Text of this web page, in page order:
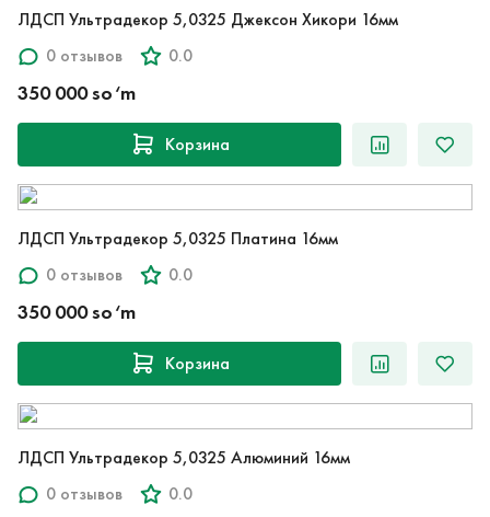
ЛДСП Ультрадекор 5,0325 Джексон Хикори 16мм
0 отзывов
0.0
350 000 so‘m
Корзина
ЛДСП Ультрадекор 5,0325 Платина 16мм
0 отзывов
0.0
350 000 so‘m
Корзина
ЛДСП Ультрадекор 5,0325 Алюминий 16мм
0 отзывов
0.0